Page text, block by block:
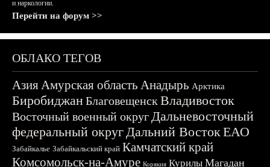
и наркологии.
Перейти на форум >>
ОБЛАКО ТЕГОВ
АзияАмурская область Анадырь Арктика
БиробиджанБлаговещенскВладивосток
Восточный военный округДальневосточный
федеральный округДальний ВостокЕАО
Забайкалье Забайкальский край Камчатский край
Комсомольск-на-Амуре Корякия Курилы Магадан